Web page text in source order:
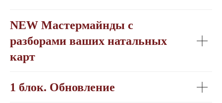
NEW Мастермайнды с
разборами ваших натальных
карт
1 блок. Обновление